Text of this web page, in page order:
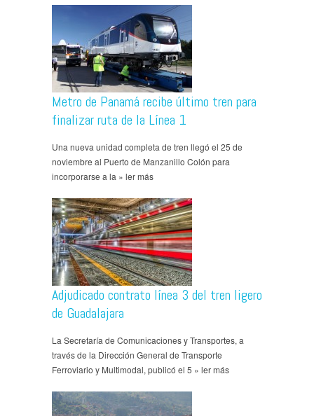
Metro de Panamá recibe último tren para
finalizar ruta de la Línea 1
Una nueva unidad completa de tren llegó el 25 de
noviembre al Puerto de Manzanillo Colón para
incorporarse a la » ler más
Adjudicado contrato línea 3 del tren ligero
de Guadalajara
La Secretaría de Comunicaciones y Transportes, a
través de la Dirección General de Transporte
Ferroviario y Multimodal, publicó el 5 » ler más